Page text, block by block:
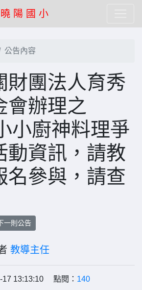
曉 陽 國 小
公告內容
財團法人育秀
會辦理之
小廚神料理爭
動資訊，請教
名參與，請查
一則公告
教導主任
17 13:13:10 點閱： 140